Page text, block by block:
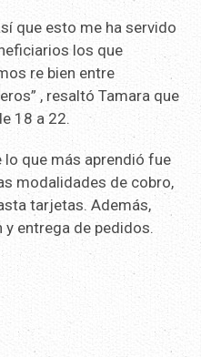
que esto me ha servido
los que
re bien entre
, resaltó Tamara que
18 a 22.
lo que más aprendió fue
modalidades de cobro,
tarjetas. Además,
entrega de pedidos.